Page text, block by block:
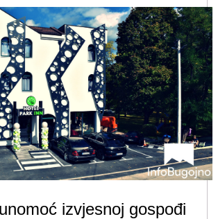
izvjesnoj gospođi